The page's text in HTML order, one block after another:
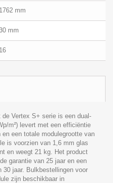
1762 mm
mm
16
de Vertex S+ serie is een dual-
m²) levert met een efficiëntie
een totale modulegrootte van
is voorzien van 1,6 mm glas
en weegt 21 kg. Het product
garantie van 25 jaar en een
30 jaar. Bulkbestellingen voor
zijn beschikbaar in